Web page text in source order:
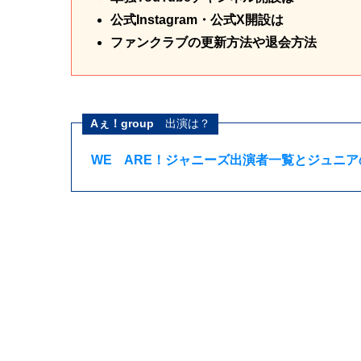
公式Instagram・公式X開設は
ファンクラブの更新方法や退会方法
Aぇ！group 出演は？
WE ARE！ジャニーズ出演者一覧とジュニア